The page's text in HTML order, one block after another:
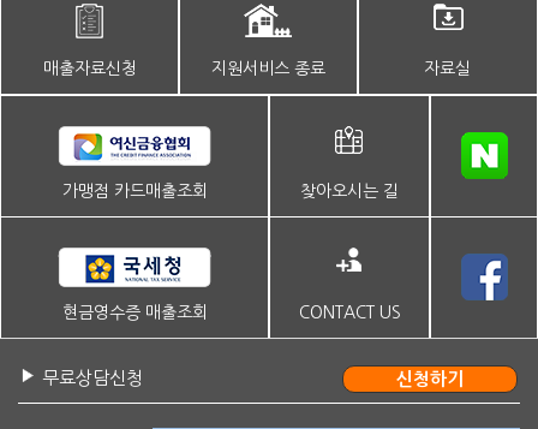
매출자료신청 지원서비스 종료 자료실
가맹점 카드매출조회 찾아오시는 길
현금영수증 매출조회 CONTACT US
무료상담신청